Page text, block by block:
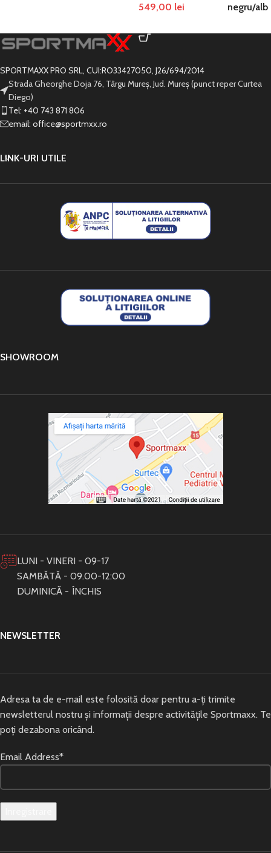
549,00 lei negru/alb
SPORTMAXX PRO SRL, CUI:RO33427050, J26/694/2014
Strada Gheorghe Doja 76, Târgu Mureș, Jud. Mureș (punct reper Curtea
Diego)
Tel: +40 743 871 806
email: office@sportmxx.ro
LINK-URI UTILE
SHOWROOM
LUNI - VINERI - 09-17
SAMBĂTĂ - 09.00-12:00
DUMINICĂ - ÎNCHIS
NEWSLETTER
Adresa ta de e-mail este folosită doar pentru a-ți trimite
newsletterul nostru și informații despre activitățile Sportmaxx. Te
poți dezabona oricând.
Email Address*